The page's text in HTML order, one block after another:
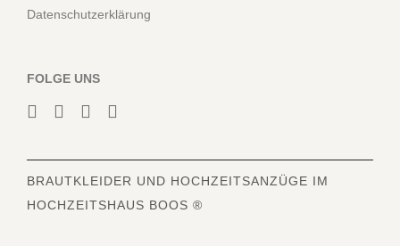
Datenschutzerklärung
FOLGE UNS
BRAUTKLEIDER UND HOCHZEITSANZÜGE IM
HOCHZEITSHAUS BOOS ®